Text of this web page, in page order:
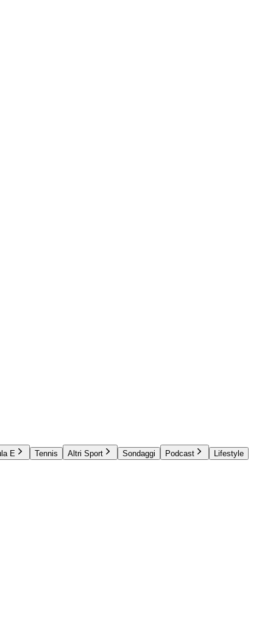
E Tennis Altri Sport Sondaggi Podcast Lifestyle